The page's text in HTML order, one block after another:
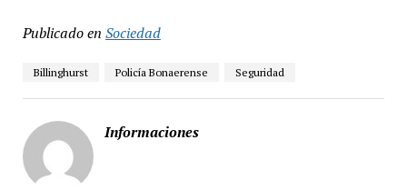
Publicado en Sociedad
Billinghurst Policía Bonaerense Seguridad
Informaciones